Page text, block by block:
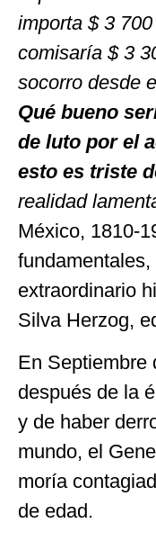
importa $ 3
comisaría $ 3
socorro desde
Qué bueno
de luto por el
esto es triste
realidad
México, 1810-
extraordinario
Silva Herzog,
En Septiembre
después de la
y de haber
mundo, el
moría
de edad.